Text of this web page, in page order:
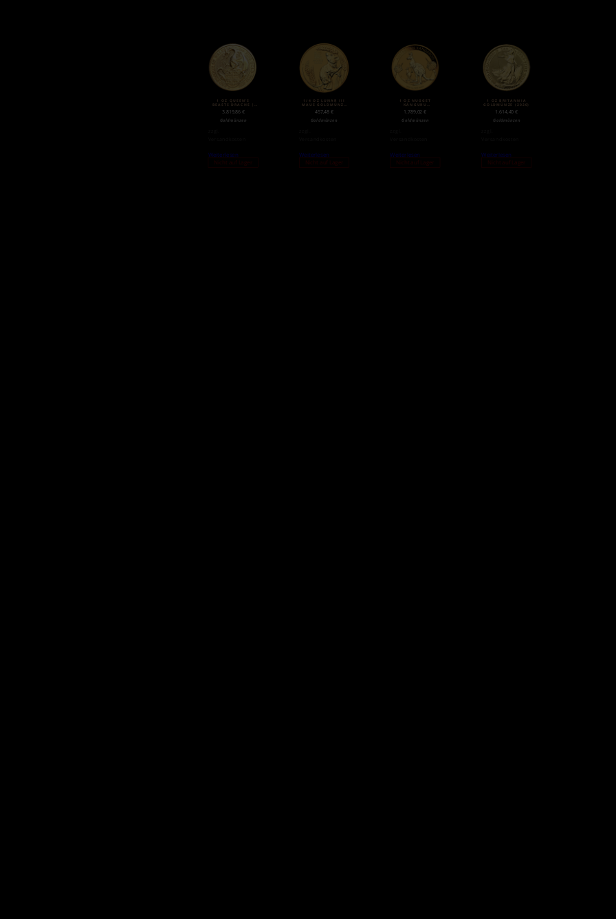
1 OZ QUEEN’S
BEASTS DRACHE |
3.819,86 €
Goldmünzen
Weiterlesen
Nicht auf Lager
1/4 OZ LUNAR III
MAUS GOLDMÜNZE
457,48€
Goldmünzen
Weiterlesen
Nicht auf Lager
1 OZ NUGGET
KÄNGURU
1.789,02€
Goldmünzen
Weiterlesen
Nicht auf Lager
1 OZ BRITANNIA
GOLDMÜNZE (2020)
1.614,40€
Goldmünzen
Weiterlesen
Nicht auf Lager